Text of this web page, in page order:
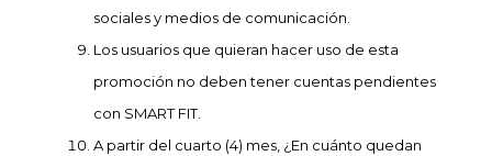
sociales y medios de comunicación.
Los usuarios que quieran hacer uso de esta
promoción no deben tener cuentas pendientes
con SMART FIT.
A partir del cuarto (4) mes, ¿En cuánto quedan